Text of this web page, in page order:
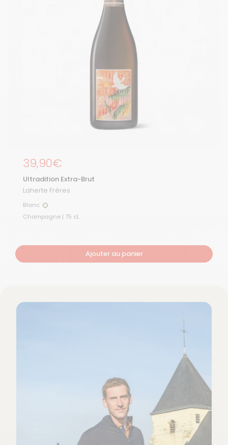
Prix régulier
39,90€
Ultradition Extra-Brut
Laherte Frères
Blanc Blanc
Champagne | 75 cL
Ajouter au panier